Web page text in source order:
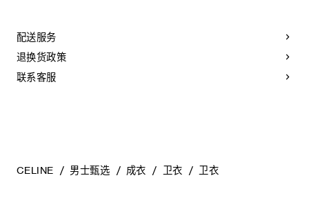
配送服务
退换货政策
联系客服
CELINE 男士甄选 成衣 卫衣 卫衣